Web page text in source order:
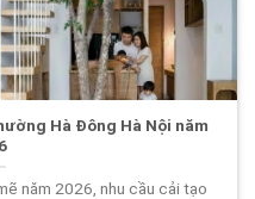
Hà Đông Hà Nội năm
năm 2026, nhu cầu cải tạo